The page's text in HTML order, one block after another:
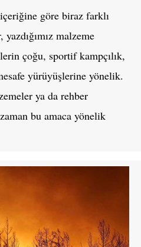
göre biraz farklı
malzeme
çoğu, sportif kampçılık,
yürüyüşlerine yönelik.
ya da rehber
bu amaca yönelik